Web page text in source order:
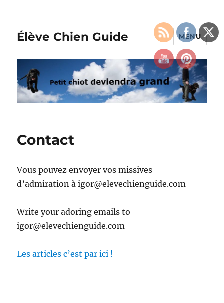
Élève Chien Guide MENU
Contact
Vous pouvez envoyer vos missives
d’admiration à igor@elevechienguide.com
Write your adoring emails to
igor@elevechienguide.com
Les articles c’est par ici !